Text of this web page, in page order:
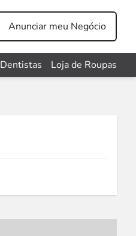
Anunciar meu Negócio
Dentistas Loja de Roupas